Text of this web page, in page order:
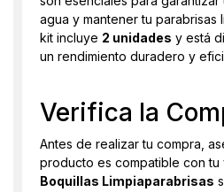
agua y mantener tu parabrisas
kit incluye 2 unidades y está
un rendimiento duradero y
Verifica la
Antes de realizar tu compra,
producto es compatible con tu
Boquillas Limpiaparabrisas